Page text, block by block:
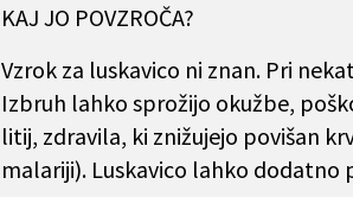
KAJ JO POVZROČA?
Vzrok za luskavico ni znan. Pri
Izbruh lahko sprožijo okužbe,
litij, zdravila, ki znižujejo povišan
malariji). Luskavico lahko